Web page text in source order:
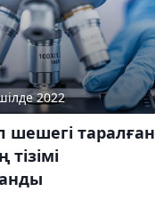
2022
таралған
тізімі